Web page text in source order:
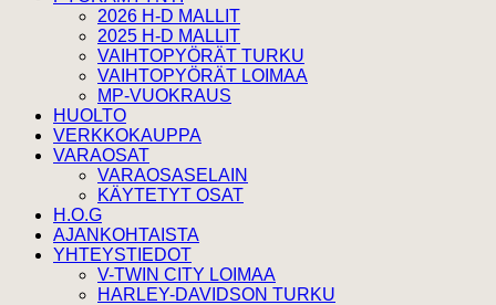
2026 H-D MALLIT
2025 H-D MALLIT
VAIHTOPYÖRÄT TURKU
VAIHTOPYÖRÄT LOIMAA
MP-VUOKRAUS
HUOLTO
VERKKOKAUPPA
VARAOSAT
VARAOSASELAIN
KÄYTETYT OSAT
H.O.G
AJANKOHTAISTA
YHTEYSTIEDOT
V-TWIN CITY LOIMAA
HARLEY-DAVIDSON TURKU